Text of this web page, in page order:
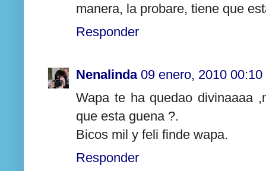
manera, la probare, tiene que
Responder
Nenalinda 09 enero, 2010 00:10
Wapa te ha quedao divinaaaa
que esta guena ?.
Bicos mil y feli finde wapa.
Responder